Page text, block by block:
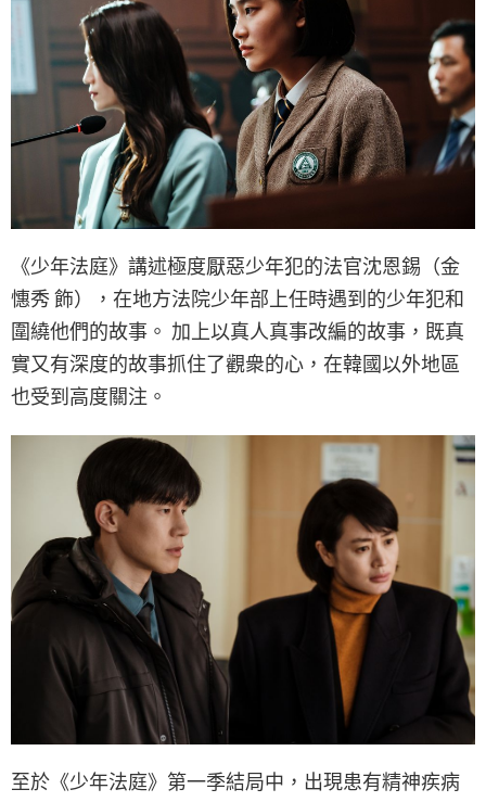
《少年法庭》講述極度厭惡少年犯的法官沈恩錫（金
憓秀 飾），在地方法院少年部上任時遇到的少年犯和
圍繞他們的故事。 加上以真人真事改編的故事，既真
實又有深度的故事抓住了觀衆的心，在韓國以外地區
也受到高度關注。
至於《少年法庭》第一季結局中，出現患有精神疾病